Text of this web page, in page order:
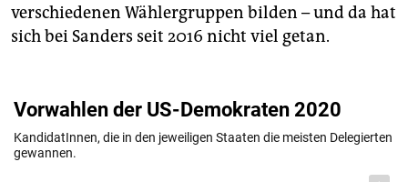
verschiedenen Wählergruppen bilden – und da hat
sich bei Sanders seit 2016 nicht viel getan.